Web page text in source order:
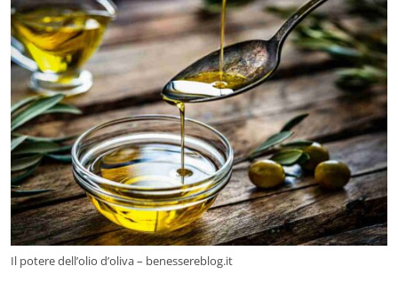
Il potere dell’olio d’oliva – benessereblog.it